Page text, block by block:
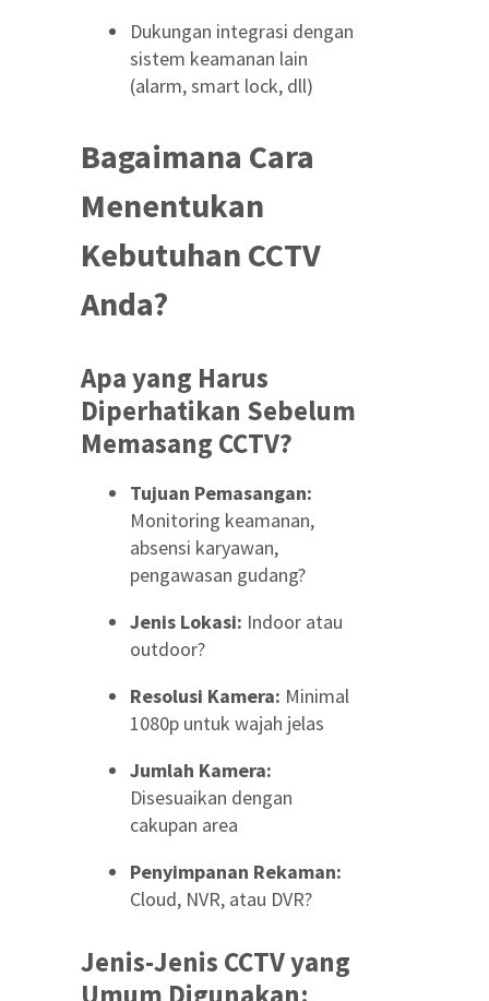
Dukungan integrasi dengan
sistem keamanan lain
(alarm, smart lock, dll)
Bagaimana Cara
Menentukan
Kebutuhan CCTV
Anda?
Apa yang Harus
Diperhatikan Sebelum
Memasang CCTV?
Tujuan Pemasangan:
Monitoring keamanan,
absensi karyawan,
pengawasan gudang?
Jenis Lokasi: Indoor atau
outdoor?
Resolusi Kamera: Minimal
1080p untuk wajah jelas
Jumlah Kamera:
Disesuaikan dengan
cakupan area
Penyimpanan Rekaman:
Cloud, NVR, atau DVR?
Jenis-Jenis CCTV yang